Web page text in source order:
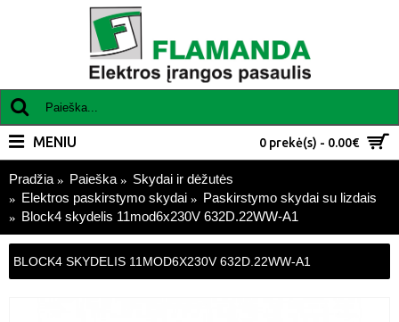
0 prekė(s) - 0.00€
MENIU
Pradžia Paieška
Skydai ir dėžutės
Elektros paskirstymo skydai
Paskirstymo skydai su lizdais
Block4 skydelis 11mod6x230V 632D.22WW-A1
BLOCK4 SKYDELIS 11MOD6X230V 632D.22WW-A1